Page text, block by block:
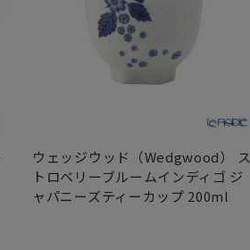
ウェッジウッド（Wedgwood） ス
トロベリーブルームインディゴ ジ
ャパニーズティーカップ 200ml